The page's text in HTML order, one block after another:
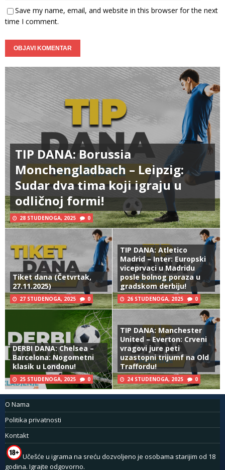
Save my name, email, and website in this browser for the next
time I comment.
TIP DANA: Borussia
Monchengladbach – Leipzig:
Sudar dva tima koji igraju u
odličnoj formi!
28 STUDENOGA, 2025 0
Tiket dana (Četvrtak,
27.11.2025)
27 STUDENOGA, 2025 0
TIP DANA: Atletico
Madrid – Inter: Europski
viceprvaci u Madridu
posle bolnog poraza u
gradskom derbiju!
26 STUDENOGA, 2025 0
DERBI DANA: Chelsea –
Barcelona: Nogometni
klasik u Londonu!
25 STUDENOGA, 2025 0
TIP DANA: Manchester
United – Everton: Crveni
vragovi jure peti
uzastopni trijumf na Old
Traffordu!
24 STUDENOGA, 2025 0
O Nama
Politika privatnosti
Kontakt
Učešće u igrama na sreću dozvoljeno je osobama starijim od 18
godina. Igrajte odgovorno.